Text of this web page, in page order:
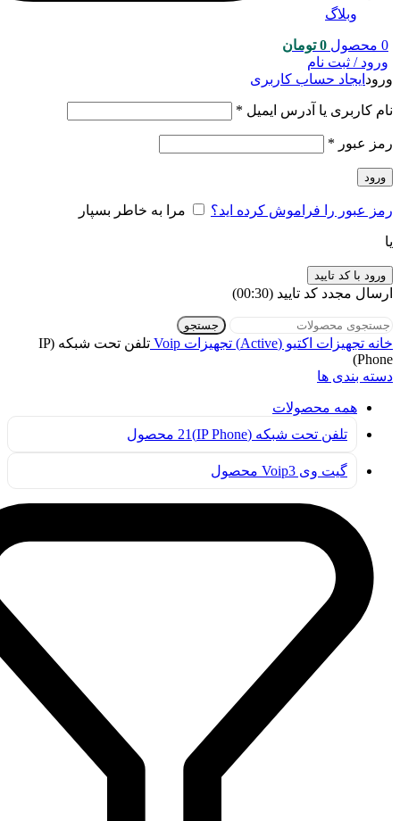
وبلاگ
0 محصول 0 تومان
ورود / ثبت نام
ورود ایجاد حساب کاربری
نام کاربری یا آدرس ایمیل *
رمز عبور *
ورود
رمز عبور را فراموش کرده اید؟ مرا به خاطر بسپار
یا
ورود با کد تایید
ارسال مجدد کد تایید (00:
30
)
جستجو
خانه تجهیزات اکتیو (Active) تجهیزات Voip
تلفن تحت شبکه (IP
Phone)
دسته بندی ها
همه محصولات
تلفن تحت شبکه (IP Phone)
21 محصول
گیت وی Voip 3 محصول